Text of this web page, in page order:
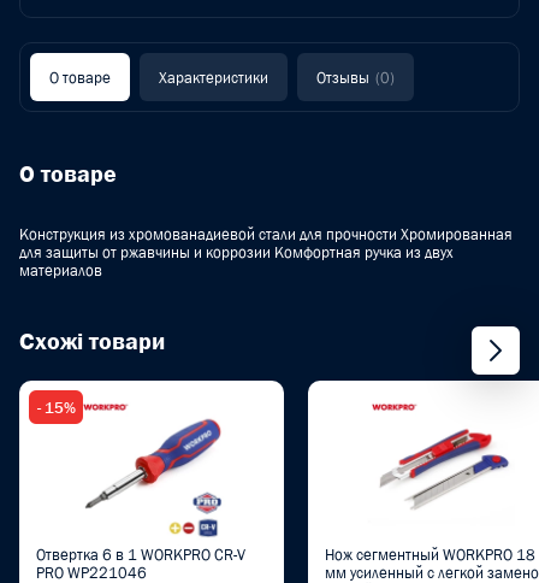
О товаре Характеристики Отзывы (0)
О товаре
Конструкция из хромованадиевой стали для прочности Хромированная
для защиты от ржавчины и коррозии Комфортная ручка из двух
материалов
Схожі товари
- 15%
Отвертка 6 в 1 WORKPRO CR-V
PRO WP221046
Нож сегментный WORKPRO 18
мм усиленный с легкой